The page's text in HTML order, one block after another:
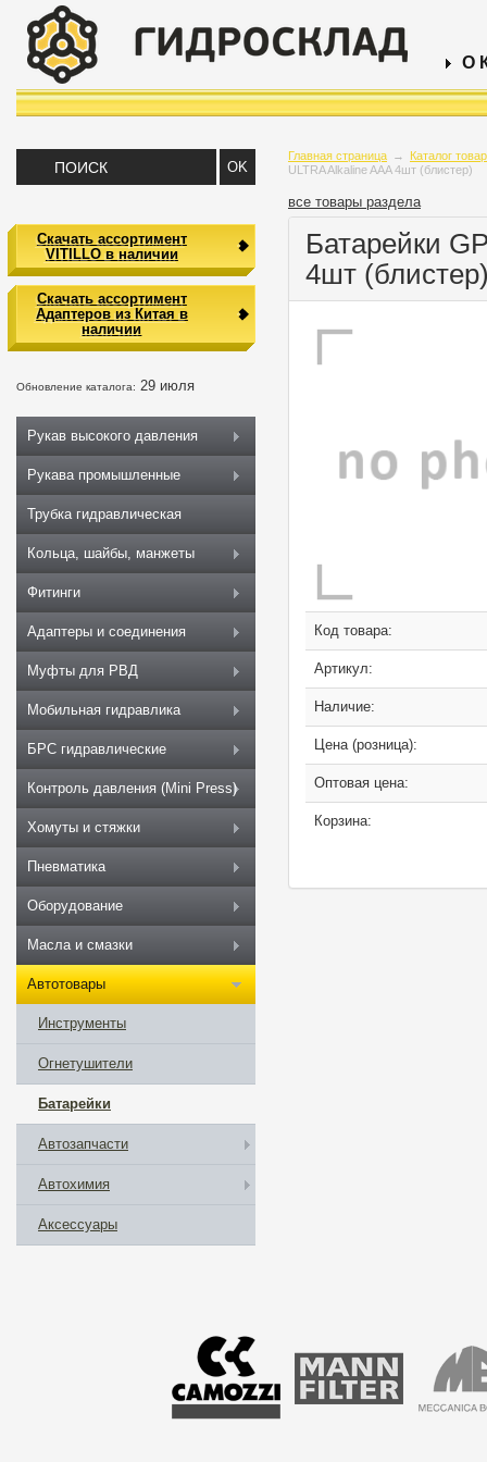
О
Главная страница →
Каталог
ULTRA Alkaline AAA 4шт (блистер)
все товары раздела
Батарейки
4шт
Код товара:
Артикул:
Наличие:
Цена (розница):
Оптовая цена:
Корзина:
Скачать ассортимент
VITILLO в наличии
Скачать ассортимент
Адаптеров из Китая в
наличии
Обновление каталога: 29 июля
Рукав высокого давления
Рукава промышленные
Трубка гидравлическая
Кольца, шайбы, манжеты
Фитинги
Адаптеры и соединения
Муфты для РВД
Мобильная гидравлика
БРС гидравлические
Контроль давления (Mini Press)
Хомуты и стяжки
Пневматика
Оборудование
Масла и смазки
Автотовары
Инструменты
Огнетушители
Батарейки
Автозапчасти
Автохимия
Аксессуары